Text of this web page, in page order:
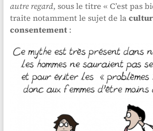
autre regard, sous le titre « C’est pas
traite notamment le sujet de la
consentement :